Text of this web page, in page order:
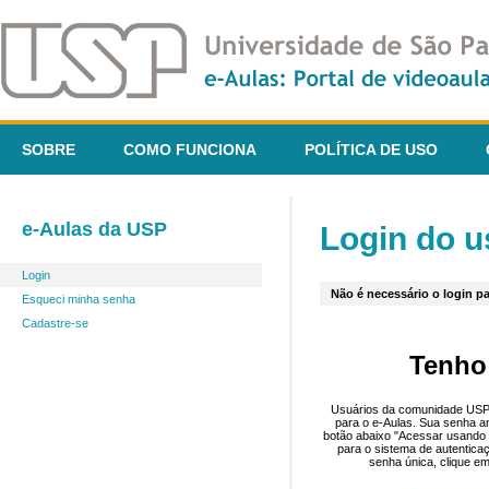
SOBRE COMO FUNCIONA POLÍTICA DE USO
e-Aulas da USP
Login
Esqueci minha senha
Cadastre-se
Login do
Não é necessário o login
Usuários da comunidade
para o e-Aulas. Sua senha
botão abaixo "Acessar
para o sistema de
senha única, clique